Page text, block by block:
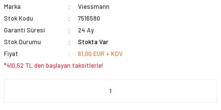
Marka
Viessmann
Stok Kodu
7516580
Garanti Süresi
24 Ay
Stok Durumu
Stokta Var
Fiyat
61,00 EUR + KDV
*410,52 TL den başlayan taksitlerle!